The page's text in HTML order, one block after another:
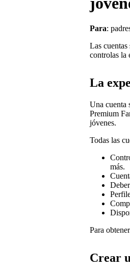
Para:
Las
controlas la
La
Una cuenta
Premium
jóvenes.
Todas las
más.
Para
Crear